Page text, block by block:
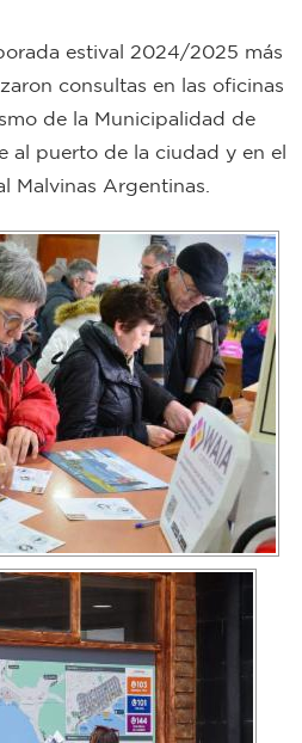
estival 2024/2025 más
consultas en las oficinas
de la Municipalidad de
al puerto de la ciudad y en el
Malvinas Argentinas.